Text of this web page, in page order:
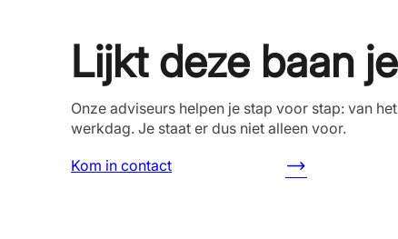
Lijkt deze baan
Onze adviseurs helpen je stap voor stap: van
werkdag. Je staat er dus niet alleen voor.
Kom in contact